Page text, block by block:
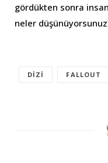
gördükten sonra
neler
DIZI FALLOUT